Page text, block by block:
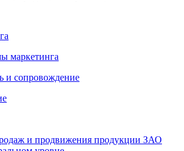
маркетинга
и сопровождение
и продвижения продукции ЗАО